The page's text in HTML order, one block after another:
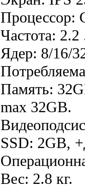
Процессор:
Частота:
Ядер: 8/16/
Память:
max 32GB.
SSD: 2GB,
Вес: 2.8 кг.